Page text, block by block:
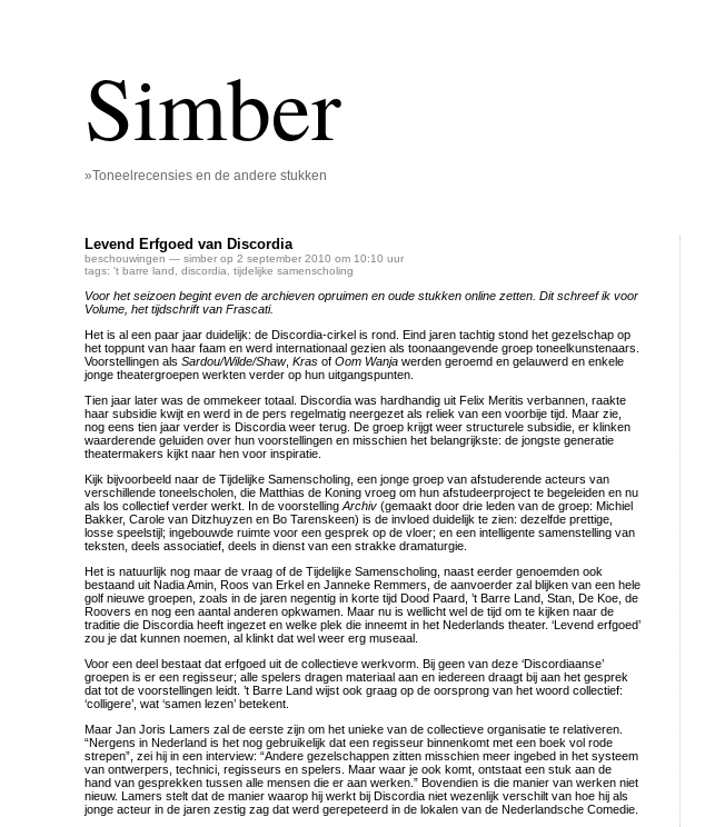
Simber
»Toneelrecensies en de andere stukken
Levend Erfgoed van Discordia
beschouwingen — simber op 2 september 2010 om 10:10 uur
tags: 't barre land discordia tijdelijke samenscholing
Voor het seizoen begint even de archieven opruimen en oude stukken online zetten. Dit schreef ik voor
Volume, het tijdschrift van Frascati.
Het is al een paar jaar duidelijk: de Discordia-cirkel is rond. Eind jaren tachtig stond het gezelschap op
het toppunt van haar faam en werd internationaal gezien als toonaangevende groep toneelkunstenaars.
Voorstellingen als Sardou/Wilde/Shaw, Kras of Oom Wanja werden geroemd en gelauwerd en enkele
jonge theatergroepen werkten verder op hun uitgangspunten.
Tien jaar later was de ommekeer totaal. Discordia was hardhandig uit Felix Meritis verbannen, raakte
haar subsidie kwijt en werd in de pers regelmatig neergezet als reliek van een voorbije tijd. Maar zie,
nog eens tien jaar verder is Discordia weer terug. De groep krijgt weer structurele subsidie, er klinken
waarderende geluiden over hun voorstellingen en misschien het belangrijkste: de jongste generatie
theatermakers kijkt naar hen voor inspiratie.
Kijk bijvoorbeeld naar de Tijdelijke Samenscholing, een jonge groep van afstuderende acteurs van
verschillende toneelscholen, die Matthias de Koning vroeg om hun afstudeerproject te begeleiden en nu
als los collectief verder werkt. In de voorstelling Archiv (gemaakt door drie leden van de groep: Michiel
Bakker, Carole van Ditzhuyzen en Bo Tarenskeen) is de invloed duidelijk te zien: dezelfde prettige,
losse speelstijl; ingebouwde ruimte voor een gesprek op de vloer; en een intelligente samenstelling van
teksten, deels associatief, deels in dienst van een strakke dramaturgie.
Het is natuurlijk nog maar de vraag of de Tijdelijke Samenscholing, naast eerder genoemden ook
bestaand uit Nadia Amin, Roos van Erkel en Janneke Remmers, de aanvoerder zal blijken van een hele
golf nieuwe groepen, zoals in de jaren negentig in korte tijd Dood Paard, ’t Barre Land, Stan, De Koe, de
Roovers en nog een aantal anderen opkwamen. Maar nu is wellicht wel de tijd om te kijken naar de
traditie die Discordia heeft ingezet en welke plek die inneemt in het Nederlands theater. ‘Levend erfgoed’
zou je dat kunnen noemen, al klinkt dat wel weer erg museaal.
Voor een deel bestaat dat erfgoed uit de collectieve werkvorm. Bij geen van deze ‘Discordiaanse’
groepen is er een regisseur; alle spelers dragen materiaal aan en iedereen draagt bij aan het gesprek
dat tot de voorstellingen leidt. ’t Barre Land wijst ook graag op de oorsprong van het woord collectief:
‘colligere’, wat ‘samen lezen’ betekent.
Maar Jan Joris Lamers zal de eerste zijn om het unieke van de collectieve organisatie te relativeren.
“Nergens in Nederland is het nog gebruikelijk dat een regisseur binnenkomt met een boek vol rode
strepen”, zei hij in een interview: “Andere gezelschappen zitten misschien meer ingebed in het systeem
van ontwerpers, technici, regisseurs en spelers. Maar waar je ook komt, ontstaat een stuk aan de
hand van gesprekken tussen alle mensen die er aan werken.” Bovendien is die manier van werken niet
nieuw. Lamers stelt dat de manier waarop hij werkt bij Discordia niet wezenlijk verschilt van hoe hij als
jonge acteur in de jaren zestig zag dat werd gerepeteerd in de lokalen van de Nederlandsche Comedie.